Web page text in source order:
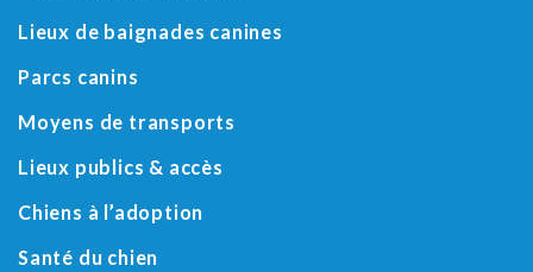
Lieux de baignades canines
Parcs canins
Moyens de transports
Lieux publics & accès
Chiens à l’adoption
Santé du chien